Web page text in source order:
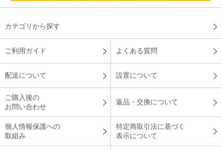
カテゴリから探す
ご利用ガイド よくある質問
配送について 設置について
ご購入後の
お問い合わせ
返品・交換について
個人情報保護への
取組み
特定商取引法に基づく
表示について